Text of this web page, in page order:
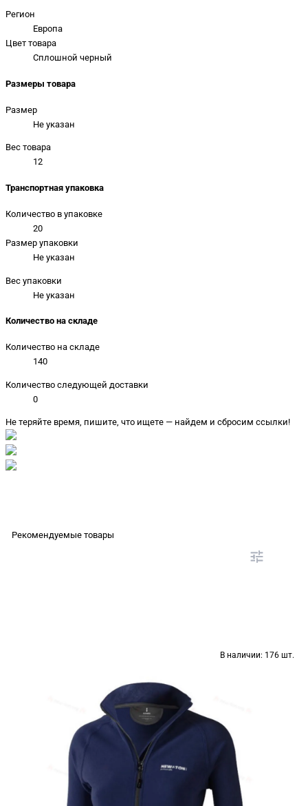
Регион
Европа
Цвет товара
Сплошной черный
Размеры товара
Размер
Не указан
Вес товара
12
Транспортная упаковка
Количество в упаковке
20
Размер упаковки
Не указан
Вес упаковки
Не указан
Количество на складе
Количество на складе
140
Количество следующей доставки
0
Не теряйте время, пишите, что ищете — найдем и сбросим ссылки!
Рекомендуемые товары
В наличии: 176 шт.